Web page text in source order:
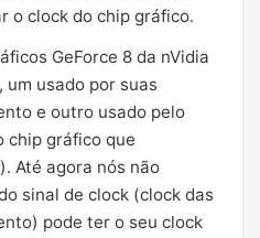
o clock do chip gráfico.
GeForce 8 da nVidia
um usado por suas
e outro usado pelo
chip gráfico que
Até agora nós não
sinal de clock (clock das
pode ter o seu clock